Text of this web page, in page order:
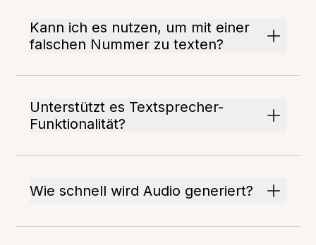
Kann ich es nutzen, um mit einer
falschen Nummer zu texten?
Unterstützt es Textsprecher-
Funktionalität?
Wie schnell wird Audio generiert?